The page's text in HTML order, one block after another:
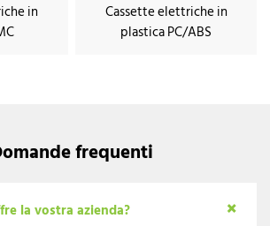
in
Cassette elettriche in
plastica PC/ABS
frequenti
la vostra azienda?